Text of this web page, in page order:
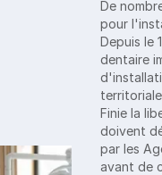
De
pour
Depuis le
dentaire
Finie la
doivent
par les
avant de